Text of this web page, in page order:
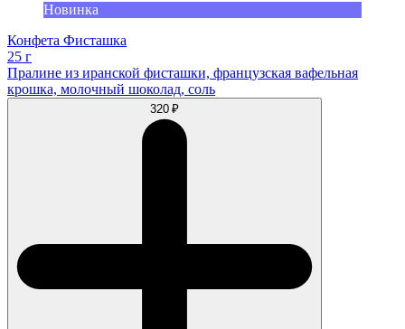
Новинка
Конфета Фисташка
25 г
Пралине из иранской фисташки, французская вафельная
крошка, молочный шоколад, соль
320 ₽